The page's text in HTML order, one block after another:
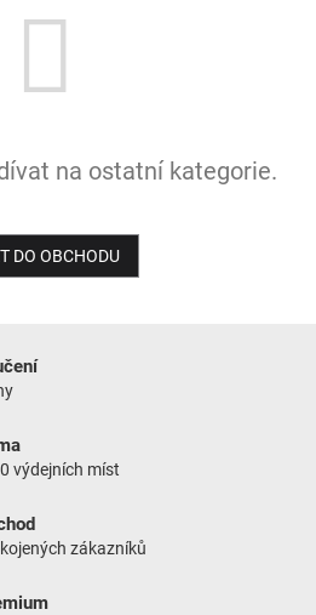
na ostatní kategorie.
DO OBCHODU
výdejních míst
zákazníků